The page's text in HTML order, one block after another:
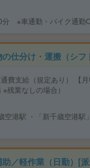
分 ※車通勤・バイク通勤
仕分け・運搬（シ
費支給（規定あり） 【月
残業なしの場合）
空港駅 ・「新千歳空港駅」
／軽作業（日勤）[